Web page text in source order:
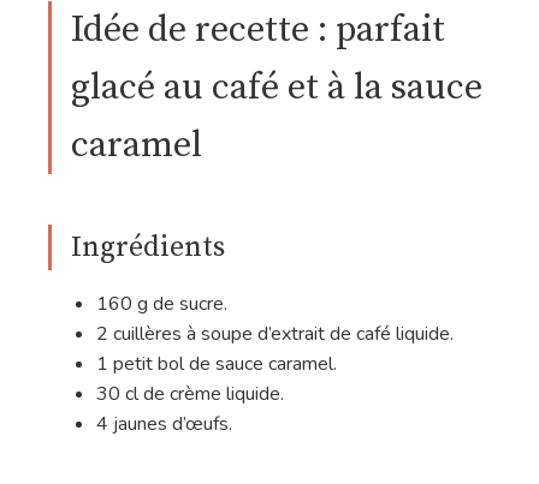
Idée de recette : parfait
glacé au café et à la sauce
caramel
Ingrédients
160 g de sucre.
2 cuillères à soupe d’extrait de café liquide.
1 petit bol de sauce caramel.
30 cl de crème liquide.
4 jaunes d’œufs.